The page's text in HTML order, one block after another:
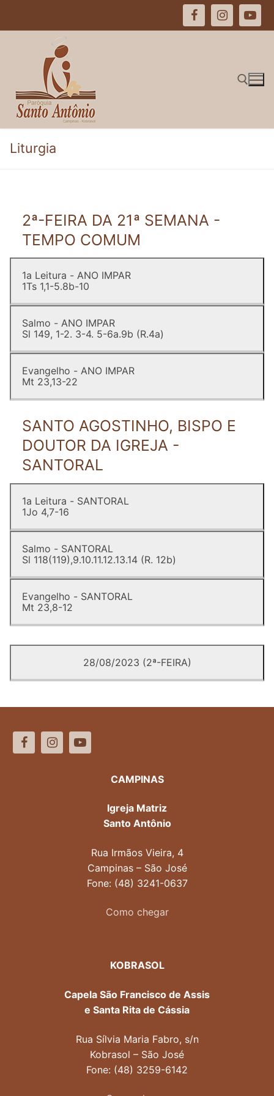
Pesquisar por:
Liturgia
2ª-FEIRA DA 21ª SEMANA -
TEMPO COMUM
1a Leitura - ANO IMPAR
1Ts 1,1-5.8b-10
Salmo - ANO IMPAR
Sl 149, 1-2. 3-4. 5-6a.9b (R.4a)
Evangelho - ANO IMPAR
Mt 23,13-22
SANTO AGOSTINHO, BISPO E
DOUTOR DA IGREJA -
SANTORAL
1a Leitura - SANTORAL
1Jo 4,7-16
Salmo - SANTORAL
Sl 118(119),9.10.11.12.13.14 (R. 12b)
Evangelho - SANTORAL
Mt 23,8-12
28/08/2023 (2ª-FEIRA)
CAMPINAS
Igreja Matriz
Santo Antônio
Rua Irmãos Vieira, 4
Campinas – São José
Fone: (48) 3241-0637
Como chegar
KOBRASOL
Capela São Francisco de Assis
e Santa Rita de Cássia
Rua Sílvia Maria Fabro, s/n
Kobrasol – São José
Fone: (48) 3259-6142